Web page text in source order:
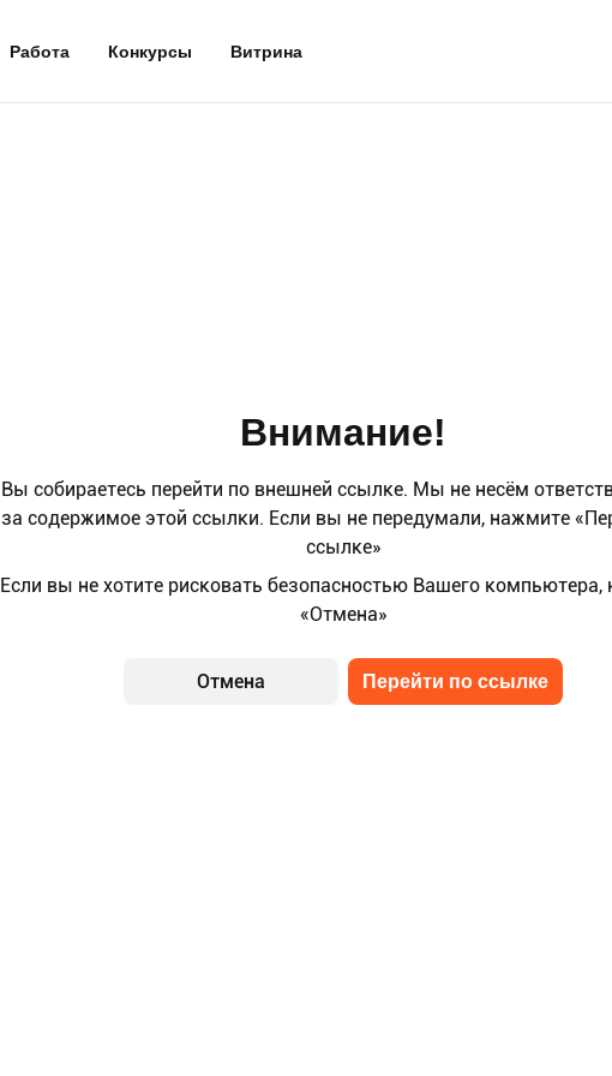
Работа Конкурсы Витрина
Внимание!
Вы собираетесь перейти по внешней ссылке. Мы не несём
за содержимое этой ссылки. Если вы не передумали, нажмите
ссылке»
Если вы не хотите рисковать безопасностью Вашего компьютера,
«Отмена»
Отмена Перейти по ссылке